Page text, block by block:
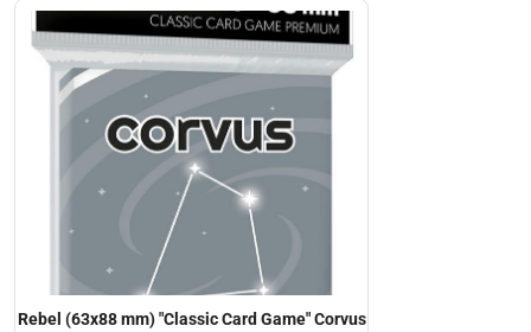
Rebel (63x88 mm) "Classic Card Game" Corvus